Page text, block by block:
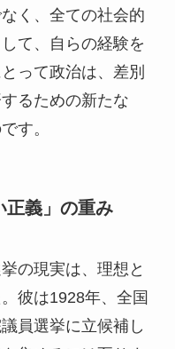
く、全ての社会的
て、自らの経験を
って政治は、差別
るための新たな
す。
正義」の重み
の現実は、理想と
彼は1928年、全国
員選挙に立候補し